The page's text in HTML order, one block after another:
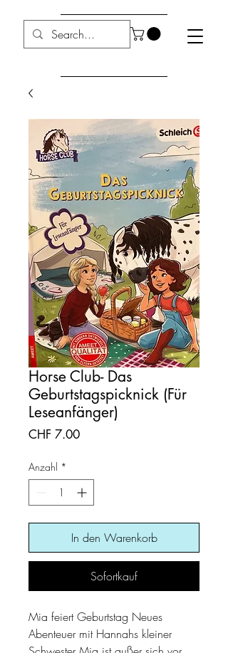
Horse Club- Das
Geburtstagspicknick (Für
Leseanfänger)
CHF 7.00Preis
Anzahl *
In den Warenkorb
Sofortkauf
Mia feiert Geburtstag Neues
Abenteuer mit Hannahs kleiner